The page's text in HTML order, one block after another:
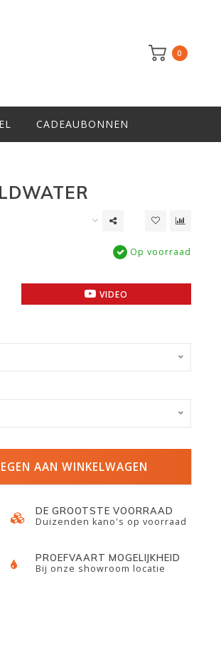
0
CADEAUBONNEN
Op voorraad
VIDEO
AAN WINKELWAGEN
DE GROOTSTE VOORRAAD
Duizenden kano's op voorraad
PROEFVAART MOGELIJKHEID
Bij onze showroom locatie